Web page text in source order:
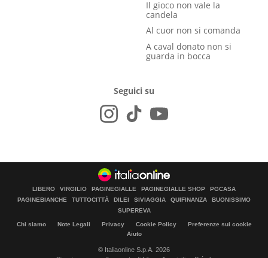
Il gioco non vale la
candela
Al cuor non si comanda
A caval donato non si
guarda in bocca
Seguici su
LIBERO VIRGILIO PAGINEGIALLE PAGINEGIALLE SHOP
PGCASA
PAGINEBIANCHE
TUTTOCITTÀ DILEI SIVIAGGIA QUIFINANZA
BUONISSIMO
SUPEREVA
Chi siamo Note Legali Privacy Cookie Policy
Preferenze sui cookie
Aiuto
© Italiaonline S.p.A. 2026